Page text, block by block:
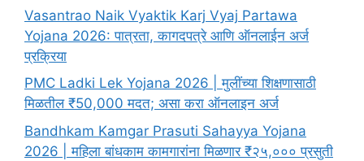
Vasantrao Naik Vyaktik Karj Vyaj Partawa
Yojana 2026: पात्रता, कागदपत्रे आणि ऑनलाईन अर्ज
प्रक्रिया
PMC Ladki Lek Yojana 2026 | मुलींच्या शिक्षणासाठी
मिळतील ₹50,000 मदत; असा करा ऑनलाइन अर्ज
Bandhkam Kamgar Prasuti Sahayya Yojana
2026 | महिला बांधकाम कामगारांना मिळणार ₹२५,००० प्रसुती